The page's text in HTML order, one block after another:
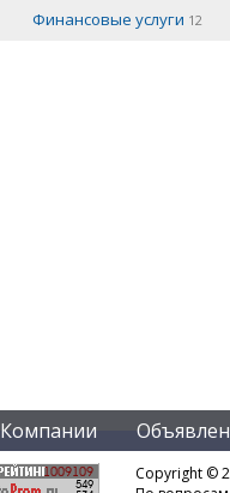
Финансовые услуги 12
Компании
Copyright ©